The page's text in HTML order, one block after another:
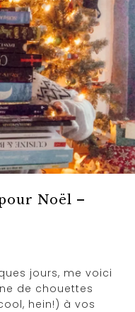
Noël –
jours, me voici
de chouettes
hein!) à vos